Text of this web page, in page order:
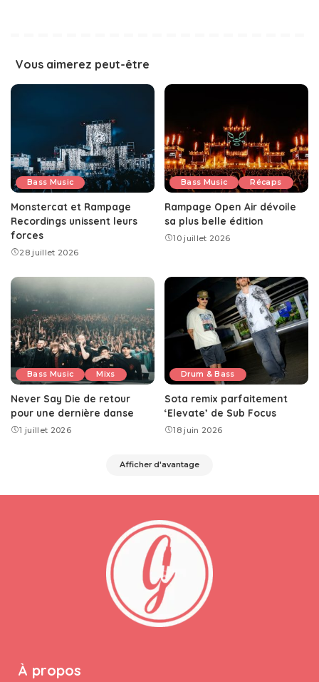
Vous aimerez peut-être
Bass Music
Monstercat et Rampage
Recordings unissent leurs
forces
28 juillet 2026
Bass Music Récaps
Rampage Open Air dévoile
sa plus belle édition
10 juillet 2026
Bass Music Mixs
Never Say Die de retour
pour une dernière danse
1 juillet 2026
Drum & Bass
Sota remix parfaitement
‘Elevate’ de Sub Focus
18 juin 2026
Afficher d'avantage
À propos